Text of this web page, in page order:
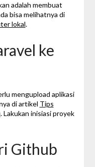
adalah membuat
bisa melihatnya di
lokal.
ke
mengupload aplikasi
di artikel Tips
. Lakukan inisiasi proyek
Github